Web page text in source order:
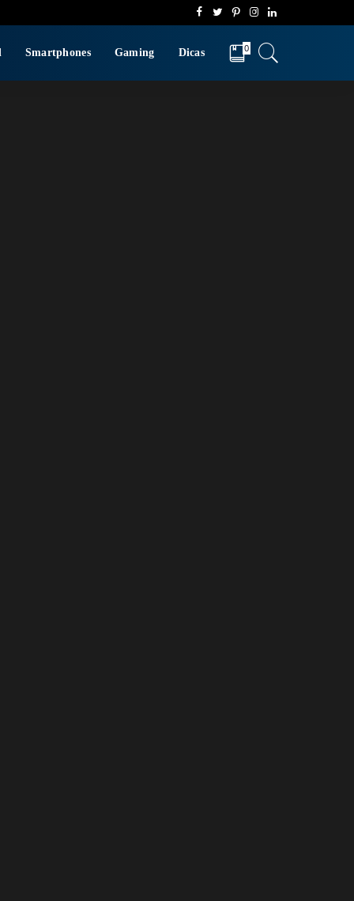
Smartphones Gaming Dicas 0